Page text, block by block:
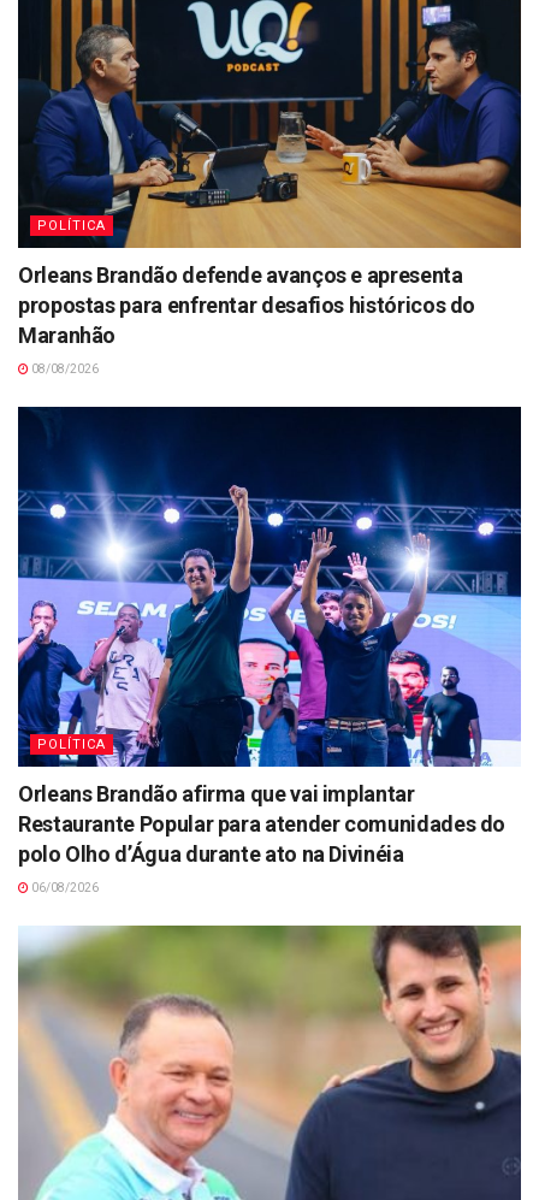
POLÍTICA
Orleans Brandão defende avanços e apresenta
propostas para enfrentar desafios históricos do
Maranhão
08/08/2026
POLÍTICA
Orleans Brandão afirma que vai implantar
Restaurante Popular para atender comunidades do
polo Olho d’Água durante ato na Divinéia
06/08/2026